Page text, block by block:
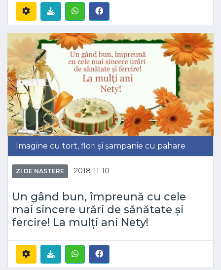
Imagine cu tort, flori și șampanie cu pahare
ZI DE NASTERE 2018-11-10
Un gând bun, împreună cu cele
mai sincere urări de sănătate și
fercire! La mulți ani Nety!